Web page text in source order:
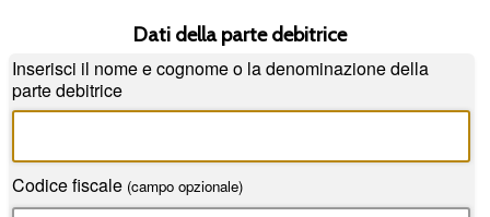
Dati della parte debitrice
Inserisci il nome e cognome o la denominazione della
parte debitrice
Codice fiscale (campo opzionale)